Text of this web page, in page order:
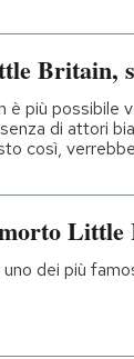
Britain,
è più possibile
di attori
così,
Little
uno dei più